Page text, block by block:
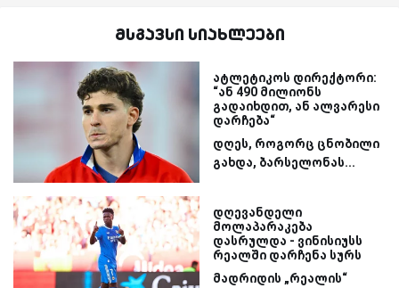
მსგავსი სიახლეები
ატლეტიკოს დირექტორი:
“ან 490 მილიონს
გადაიხდით, ან ალვარესი
დარჩება“
დღეს, როგორც ცნობილი
გახდა, ბარსელონას...
დღევანდელი
მოლაპარაკება
დასრულდა - ვინისიუსს
რეალში დარჩენა სურს
მადრიდის „რეალის“